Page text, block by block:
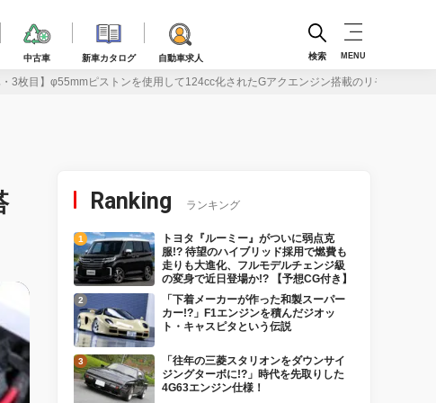
中古車 新車カタログ 自動車求人 検索 MENU
・3枚目】φ55mmピストンを使用して124cc化されたGアクエンジン搭載のリモコンJOG
Ranking ランキング
トヨタ『ルーミー』がついに弱点克
服!? 待望のハイブリッド採用で燃費も
走りも大進化、フルモデルチェンジ級
の変身で近日登場か!? 【予想CG付き】
「下着メーカーが作った和製スーパー
カー!?」F1エンジンを積んだジオッ
ト・キャスピタという伝説
「往年の三菱スタリオンをダウンサイ
ジングターボに!?」時代を先取りした
4G63エンジン仕様！